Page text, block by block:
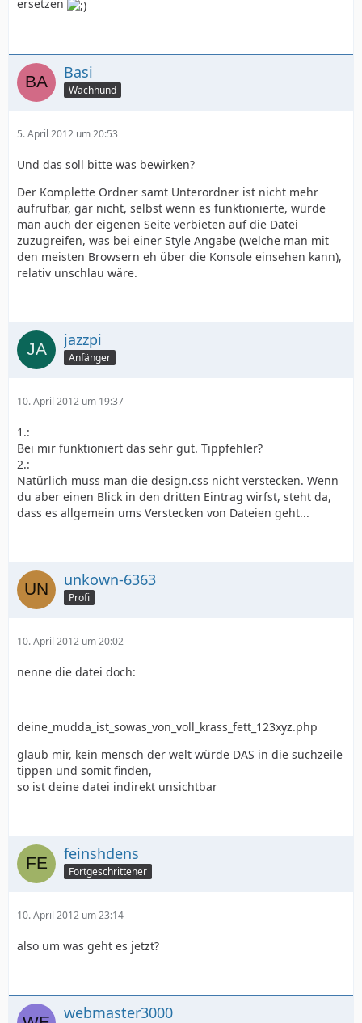
ersetzen
Basi
Wachhund
5. April 2012 um 20:53
Und das soll bitte was bewirken?
Der Komplette Ordner samt Unterordner ist nicht mehr
aufrufbar, gar nicht, selbst wenn es funktionierte, würde
man auch der eigenen Seite verbieten auf die Datei
zuzugreifen, was bei einer Style Angabe (welche man mit
den meisten Browsern eh über die Konsole einsehen kann),
relativ unschlau wäre.
jazzpi
Anfänger
10. April 2012 um 19:37
1.:
Bei mir funktioniert das sehr gut. Tippfehler?
2.:
Natürlich muss man die design.css nicht verstecken. Wenn
du aber einen Blick in den dritten Eintrag wirfst, steht da,
dass es allgemein ums Verstecken von Dateien geht...
unkown-6363
Profi
10. April 2012 um 20:02
nenne die datei doch:
deine_mudda_ist_sowas_von_voll_krass_fett_123xyz.php
glaub mir, kein mensch der welt würde DAS in die suchzeile
tippen und somit finden,
so ist deine datei indirekt unsichtbar
feinshdens
Fortgeschrittener
10. April 2012 um 23:14
also um was geht es jetzt?
webmaster3000